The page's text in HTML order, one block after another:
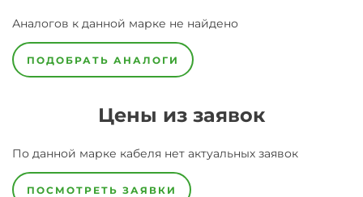
Аналогов к данной марке не найдено
ПОДОБРАТЬ АНАЛОГИ
Цены из заявок
По данной марке кабеля нет актуальных заявок
ПОСМОТРЕТЬ ЗАЯВКИ